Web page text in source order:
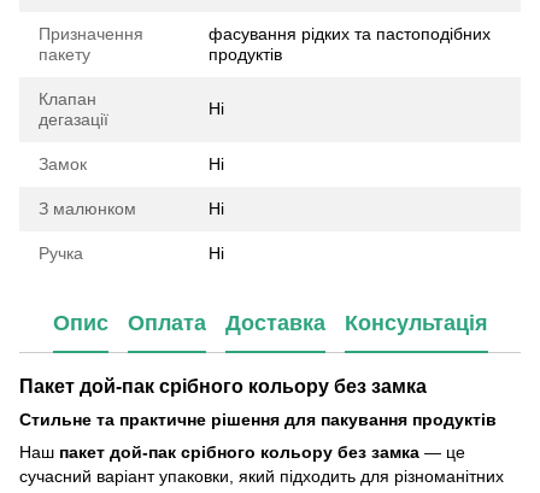
Призначення
пакету
фасування рідких та пастоподібних
продуктів
Клапан
дегазації
Ні
Замок Ні
З малюнком Ні
Ручка Ні
Опис Оплата Доставка Консультація
Пакет дой-пак срібного кольору без замка
Стильне та практичне рішення для пакування продуктів
Наш пакет дой-пак срібного кольору без замка — це
сучасний варіант упаковки, який підходить для різноманітних